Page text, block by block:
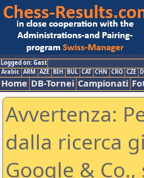
Logged on: Gast
Arabic ARM AZE BIH BUL CAT CHN CRO CZE
Home DB-Tornei Campionati
Avvertenza:
dalla ricerca
Google &